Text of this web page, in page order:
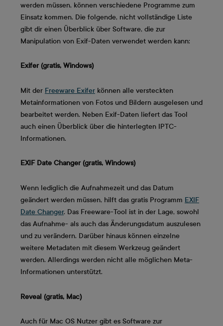
werden müssen, können verschiedene Programme zum
Einsatz kommen. Die folgende, nicht vollständige Liste
gibt dir einen Überblick über Software, die zur
Manipulation von Exif-Daten verwendet werden kann:
Exifer (gratis, Windows)
Mit der Freeware Exifer können alle versteckten
Metainformationen von Fotos und Bildern ausgelesen und
bearbeitet werden. Neben Exif-Daten liefert das Tool
auch einen Überblick über die hinterlegten IPTC-
Informationen.
EXIF Date Changer (gratis, Windows)
Wenn lediglich die Aufnahmezeit und das Datum
geändert werden müssen, hilft das gratis Programm EXIF
Date Changer. Das Freeware-Tool ist in der Lage, sowohl
das Aufnahme- als auch das Änderungsdatum auszulesen
und zu verändern. Darüber hinaus können einzelne
weitere Metadaten mit diesem Werkzeug geändert
werden. Allerdings werden nicht alle möglichen Meta-
Informationen unterstützt.
Reveal (gratis, Mac)
Auch für Mac OS Nutzer gibt es Software zur